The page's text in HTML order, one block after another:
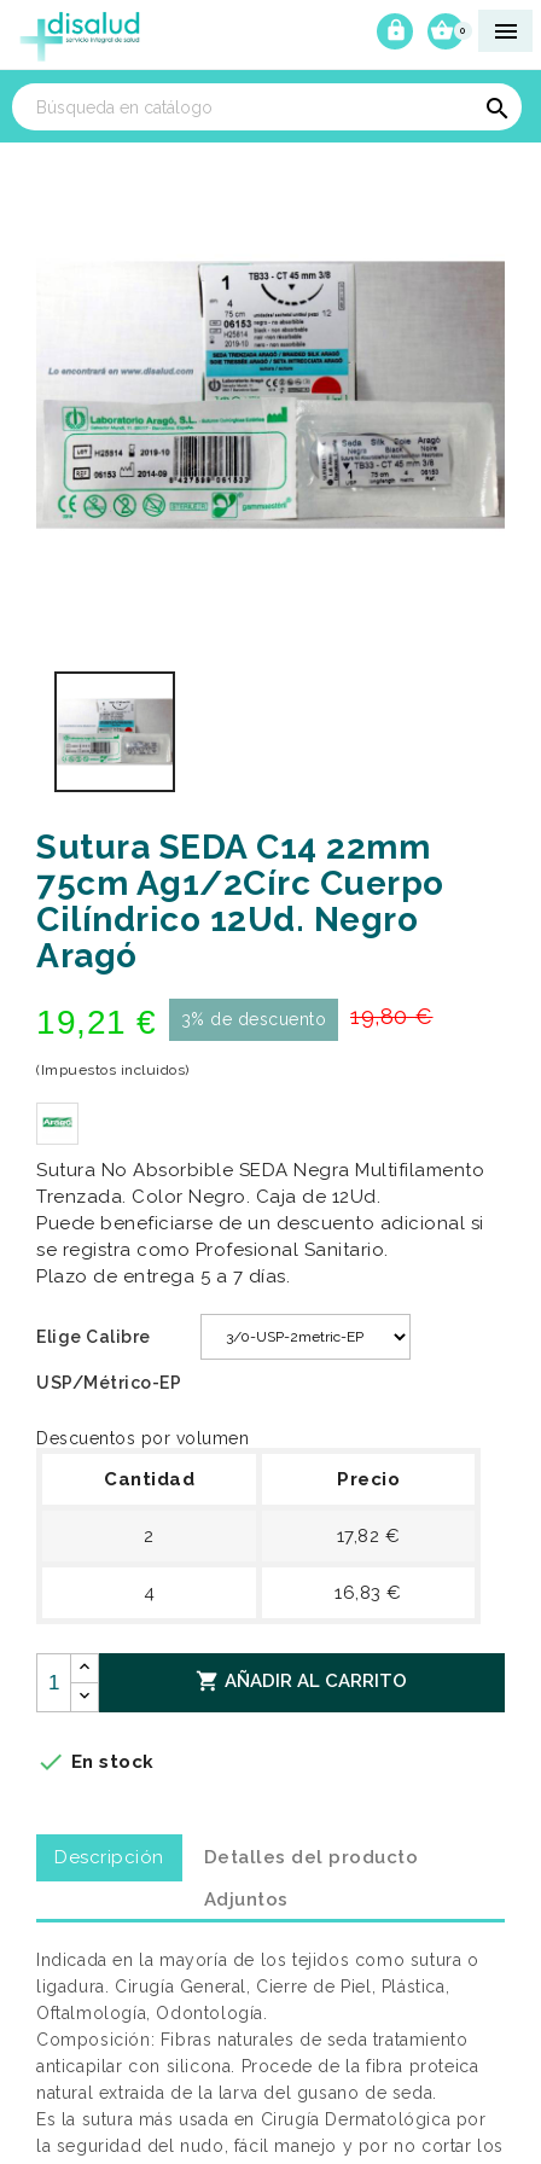

0



Sutura SEDA C14 22mm
75cm Ag1/2Círc Cuerpo
Cilíndrico 12Ud. Negro
Aragó
19,21 € 3% de descuento 19,80 €
(Impuestos incluidos)
Sutura No Absorbible SEDA Negra Multifilamento
Trenzada. Color Negro. Caja de 12Ud.
Puede beneficiarse de un descuento adicional si
se registra como Profesional Sanitario.
Plazo de entrega 5 a 7 días.
Elige Calibre
USP/Métrico-EP
Descuentos por volumen
Cantidad Precio
2 17,82 €
4 16,83 €
 AÑADIR AL CARRITO
 En stock
Descripción
Detalles del producto
Adjuntos
Indicada en la mayoría de los tejidos como sutura o
ligadura. Cirugía General, Cierre de Piel, Plástica,
Oftalmología, Odontología.
Composición: Fibras naturales de seda tratamiento
anticapilar con silicona. Procede de la fibra proteica
natural extraida de la larva del gusano de seda.
Es la sutura más usada en Cirugía Dermatológica por
la seguridad del nudo, fácil manejo y por no cortar los